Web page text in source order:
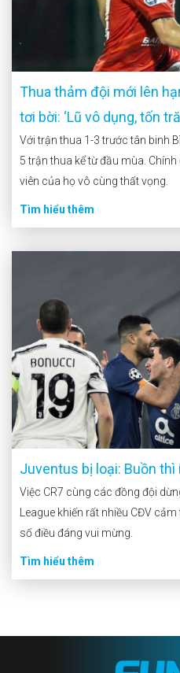
Thua thảm đội mới lên
tơi bời: ‘Lũ vô dụng, tốn
mà chẳng được tích sự gì’
Với trận thua 1-3 trước tân binh
5 trận thua kể từ đầu mùa.
viên của họ vô cùng thất vọng.
Tìm hiểu thêm
Juventus bị loại: Buồn thì
Việc CR7 cùng các đồng đội
League khiến rất nhiều CĐV
số điều đáng vui mừng.
Tìm hiểu thêm